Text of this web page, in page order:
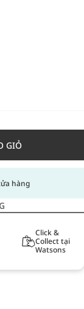
GIỎ
hàng
Click &
Collect tại
Watsons